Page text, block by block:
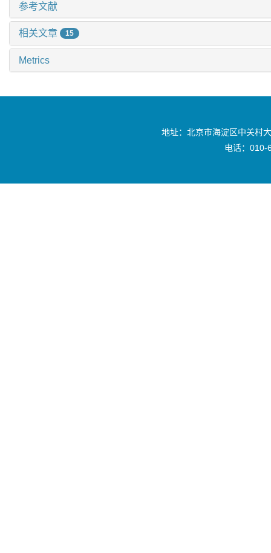
参考文献
相关文章 15
Metrics
地址：北京市海淀区中关村
电话：